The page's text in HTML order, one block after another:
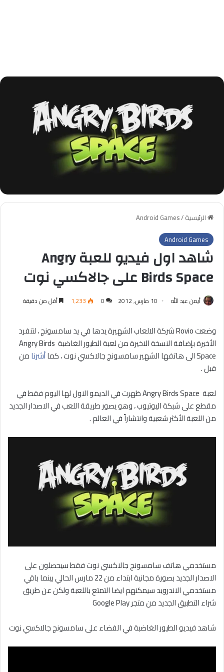
الرئيسية/
Android Games
Android Games
شاهد اول فيديو للعبة Angry
Birds Space على جالاكسي نوت
أيمن عبد الله 10 مارس, 2012 0 1٬233 أقل من دقيقة
وضعت Rovio شركة الالعاب الشهيرة يدها في يد سامسونج ، لتنفرد
الأخيرة بإضافة النسخة الاخيرة من لعبة الطيور الغاضبة Angry Birds
Space الى هاتفها الشهير سامسونج جالاكسي نوت ، كما
أشرنامن
قبل .
لعبة Angry Birds Space ظهرت في الديمو الاول لها اليوم فقط في
مقطع على شبكة اليوتيوب ، وهو يصور طريقة اللعب في الاصدار الجديد
من اللعبة الأكثر شعبية وانتشاراً في العالم .
مستخدمي هاتف سامسونج جالاكسي نوت فقط سيحصلون على
الاصدار الجديد بصورة مجانية ابتداء من 22 مارس الحالي بينما باقي
مستخدمي الاندرويد سيمكنهم ايضا التمتع باللعبة ولكن عن طريق
شراء التطبيق الجديد من متجر Google Play
شاهد فيديو الطيور الغاضبة في الفضاء على سامسونج جالاكسي نوت